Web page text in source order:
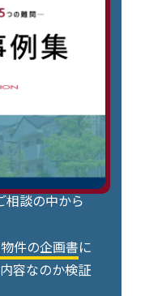
相談の中から
件の企画書に
容なのか検証